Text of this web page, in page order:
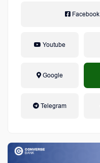
Facebook
Youtube
Google
Telegram